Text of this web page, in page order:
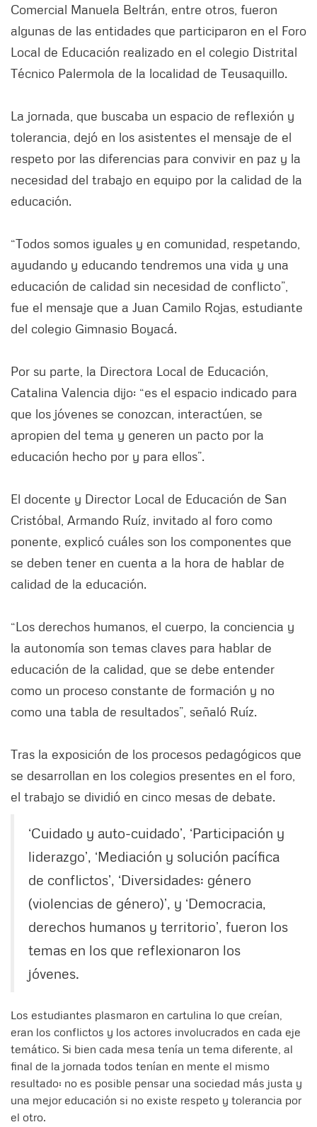
Comercial Manuela Beltrán, entre otros, fueron
algunas de las entidades que participaron en el Foro
Local de Educación realizado en el colegio Distrital
Técnico Palermola de la localidad de Teusaquillo.
La jornada, que buscaba un espacio de reflexión y
tolerancia, dejó en los asistentes el mensaje de el
respeto por las diferencias para convivir en paz y la
necesidad del trabajo en equipo por la calidad de la
educación.
“Todos somos iguales y en comunidad, respetando,
ayudando y educando tendremos una vida y una
educación de calidad sin necesidad de conflicto”,
fue el mensaje que a Juan Camilo Rojas, estudiante
del colegio Gimnasio Boyacá.
Por su parte, la Directora Local de Educación,
Catalina Valencia dijo: “es el espacio indicado para
que los jóvenes se conozcan, interactúen, se
apropien del tema y generen un pacto por la
educación hecho por y para ellos”.
El docente y Director Local de Educación de San
Cristóbal, Armando Ruíz, invitado al foro como
ponente, explicó cuáles son los componentes que
se deben tener en cuenta a la hora de hablar de
calidad de la educación.
“Los derechos humanos, el cuerpo, la conciencia y
la autonomía son temas claves para hablar de
educación de la calidad, que se debe entender
como un proceso constante de formación y no
como una tabla de resultados”, señaló Ruíz.
Tras la exposición de los procesos pedagógicos que
se desarrollan en los colegios presentes en el foro,
el trabajo se dividió en cinco mesas de debate.
‘Cuidado y auto-cuidado’, ‘Participación y
liderazgo’, ‘Mediación y solución pacífica
de conflictos’, ‘Diversidades: género
(violencias de género)’, y ‘Democracia,
derechos humanos y territorio’, fueron los
temas en los que reflexionaron los
jóvenes.
Los estudiantes plasmaron en cartulina lo que creían,
eran los conflictos y los actores involucrados en cada eje
temático. Si bien cada mesa tenía un tema diferente, al
final de la jornada todos tenían en mente el mismo
resultado: no es posible pensar una sociedad más justa y
una mejor educación si no existe respeto y tolerancia por
el otro.